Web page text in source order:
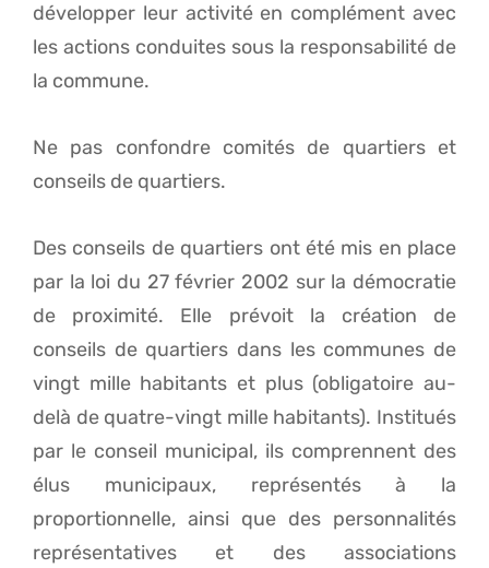
développer leur activité en complément avec
les actions conduites sous la responsabilité de
la commune.
Ne pas confondre comités de quartiers et
conseils de quartiers.
Des conseils de quartiers ont été mis en place
par la loi du 27 février 2002 sur la démocratie
de proximité. Elle prévoit la création de
conseils de quartiers dans les communes de
vingt mille habitants et plus (obligatoire au-
delà de quatre-vingt mille habitants). Institués
par le conseil municipal, ils comprennent des
élus municipaux, représentés à la
proportionnelle, ainsi que des personnalités
représentatives et des associations